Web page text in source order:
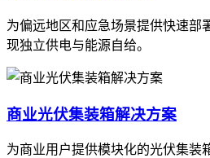
为偏远地区和应急场景提供快速部
现独立供电与能源自给。
商业光伏集装箱解决方案
为商业用户提供模块化的光伏集装